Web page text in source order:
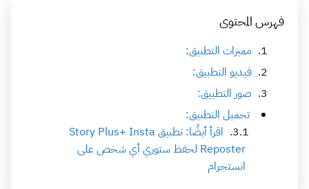
فهرس المحتوى
مميزات التطبيق:
فيديو التطبيق:
صور التطبيق:
تحميل التطبيق:
اقرأ أيضًا: تطبيق Story Plus+ Insta
Reposter لحفظ ستوري أي شخص على
انستجرام